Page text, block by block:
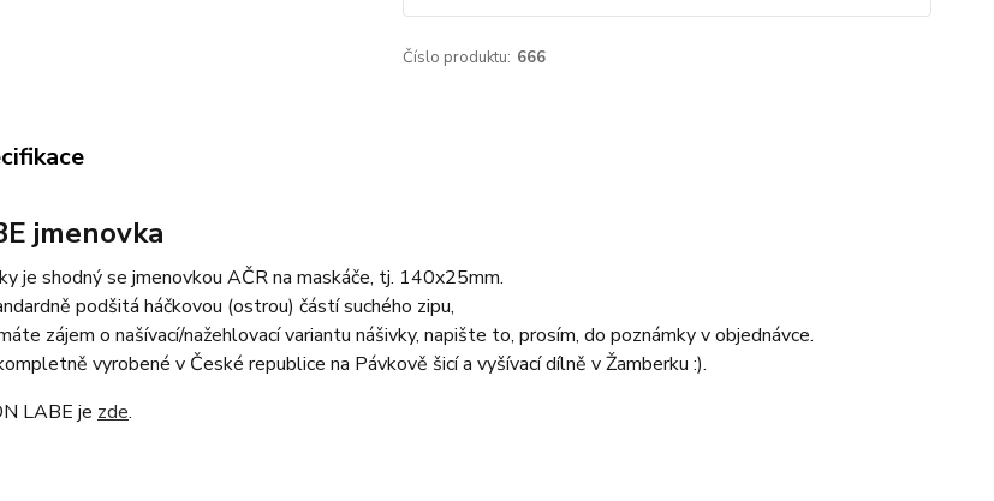
Číslo produktu: 666
jmenovka
je shodný se jmenovkou AČR na maskáče, tj. 140x25mm.
podšitá háčkovou (ostrou) částí suchého zipu,
zájem o našívací/nažehlovací variantu nášivky, napište to, prosím, do poznámky v objednávce.
vyrobené v České republice na Pávkově šicí a vyšívací dílně v Žamberku :).
LABE je zde.